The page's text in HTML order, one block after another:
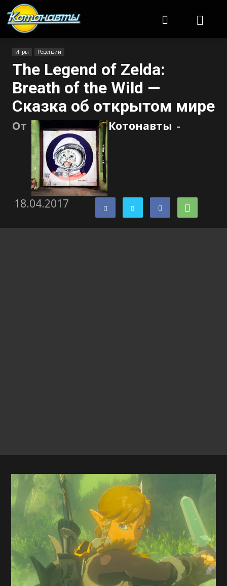
Игры Рецензии
The Legend of Zelda:
Breath of the Wild —
Сказка об открытом мире
От Котонавты -
18.04.2017